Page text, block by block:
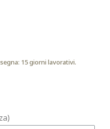
15 giorni lavorativi.